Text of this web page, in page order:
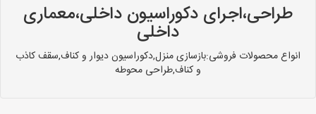
شرکت های معماری شهرها
طراحی،اجرای دکوراسیون داخلی،معماری
داخلی
انواع محصولات فروشی:بازسازی منزل,دکوراسیون دیوار و کناف,سقف کاذب
و کناف,طراحی محوطه